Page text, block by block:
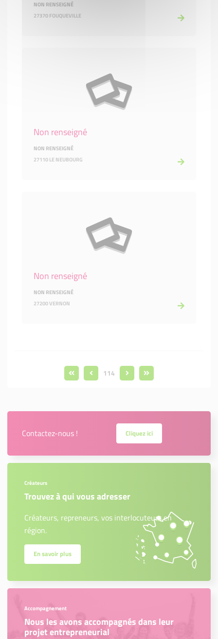
NON RENSEIGNÉ
27370 FOUQUEVILLE
Non renseigné
NON RENSEIGNÉ
27110 LE NEUBOURG
Non renseigné
NON RENSEIGNÉ
27200 VERNON
114
Contactez-nous ! Cliquez ici
Créateurs
Trouvez à qui vous adresser
Créateurs, repreneurs, vos interlocuteurs en
région.
En savoir plus
Accompagnement
Nous les avons accompagnés dans leur
projet entrepreneurial